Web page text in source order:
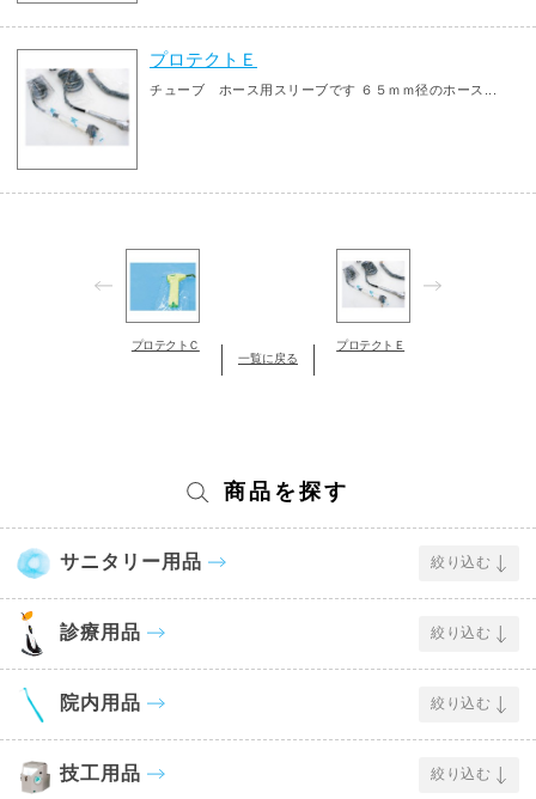
プロテクトＥ
チューブ ホース用スリーブです ６５ｍｍ径のホース...
プロテクトＣ
一覧に戻る
プロテクトＥ
商品を探す
サニタリー用品 絞り込む
診療用品 絞り込む
院内用品 絞り込む
技工用品 絞り込む